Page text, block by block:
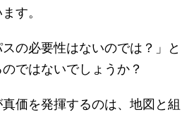
す。
の必要性はないのでは？」と
ではないでしょうか？
価を発揮するのは、地図と組